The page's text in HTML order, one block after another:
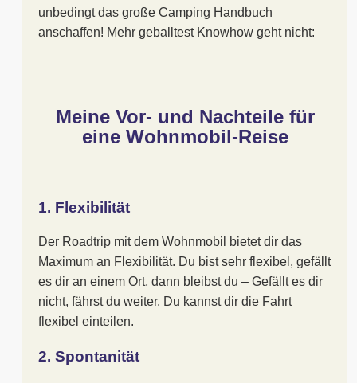
unbedingt das große Camping Handbuch
anschaffen! Mehr geballtest Knowhow geht nicht:
Meine Vor- und Nachteile für
eine Wohnmobil-Reise
1. Flexibilität
Der Roadtrip mit dem Wohnmobil bietet dir das
Maximum an Flexibilität. Du bist sehr flexibel, gefällt
es dir an einem Ort, dann bleibst du – Gefällt es dir
nicht, fährst du weiter. Du kannst dir die Fahrt
flexibel einteilen.
2. Spontanität